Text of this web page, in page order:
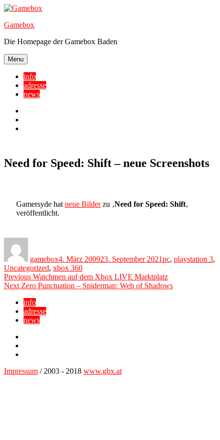
Skip
content
Gamebox
Die Homepage der Gamebox Baden
Menu
info
adresse
news
Need for Speed: Shift – neue Screenshots
Gamersyde hat neue Bilderzu ‚Need for Speed: Shift‚
veröffentlicht.
gamebox4. März 200923. September 2021pc, playstation 3,
Uncategorized, xbox 360
Beitragsnavigation
Previous Previous
post:
Watchmen auf dem Xbox LIVE Marktplatz
Next Next
Zero Punctuation – Spiderman: Web of Shadows
info
adresse
news
Impressum / 2003 - 2018 www.gbx.at